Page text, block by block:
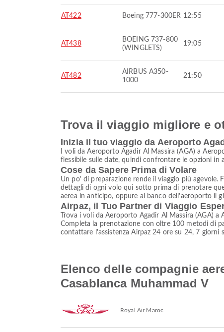
AT422 Boeing 777-300ER 12:55
AT438
BOEING 737-800
(WINGLETS)
19:05
AT482
AIRBUS A350-
1000
21:50
Trova il viaggio migliore e
Inizia il tuo viaggio da Aeroporto
I voli da Aeroporto Agadir Al Massira (AGA) a
flessibile sulle date, quindi confrontare le opzioni in
Cose da Sapere Prima di Volare
Un po' di preparazione rende il viaggio più agevole.
dettagli di ogni volo qui sotto prima di prenotare
aerea in anticipo, oppure al banco dell'aeroporto il
Airpaz, il Tuo Partner di Viaggio
Trova i voli da Aeroporto Agadir Al Massira (AGA)
Completa la prenotazione con oltre 100 metodi di
contattare l'assistenza Airpaz 24 ore su 24, 7 giorni
Elenco delle compagnie
Casablanca Muhammad V
Royal Air Maroc